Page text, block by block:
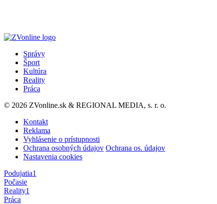
Správy
Šport
Kultúra
Reality
Práca
© 2026 ZVonline.sk & REGIONAL MEDIA, s. r. o.
Kontakt
Reklama
Vyhlásenie o prístupnosti
Ochrana osobných údajov Ochrana os. údajov
Nastavenia cookies
Podujatia1
Počasie
Reality1
Práca